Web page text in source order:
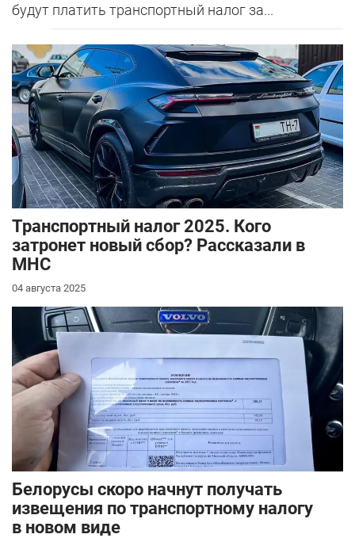
будут платить транспортный налог за...
Транспортный налог 2025. Кого
затронет новый сбор? Рассказали в
МНС
04 августа 2025
Повышенныйтранспортный сбор
затронет сотни
автовладельцев.
Белорусы скоро начнут получать
извещения по транспортному налогу
в новом виде